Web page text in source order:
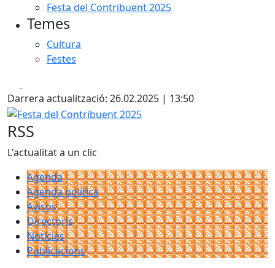
Festa del Contribuent 2025
Temes
Cultura
Festes
Darrera actualització: 26.02.2025 | 13:50
Festa del Contribuent 2025
RSS
L'actualitat a un clic
Agenda
Agenda política
Avisos
Directoris
Notícies
Publicacions